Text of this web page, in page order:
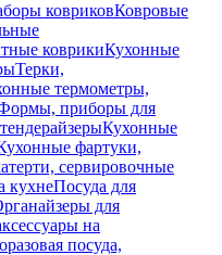
ковриковКовровые
коврикиКухонные
Терки,
термометры,
приборы для
Кухонные
фартуки,
сервировочные
кухнеПосуда для
для
на
посуда,